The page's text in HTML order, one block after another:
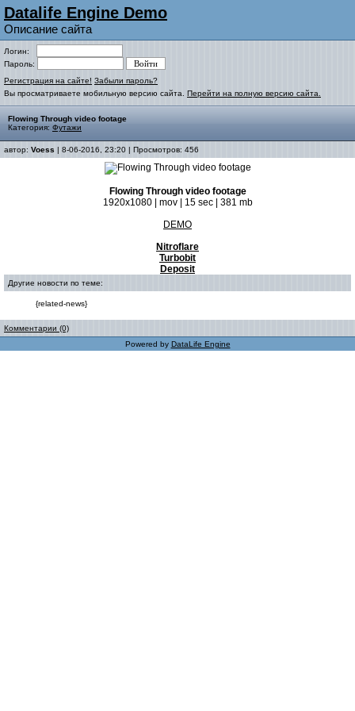
Datalife Engine Demo
Описание сайта
Логин:
Пароль:
Регистрация на сайте! Забыли пароль?
Вы просматриваете мобильную версию сайта. Перейти на полную версию сайта.
Flowing Through video footage
Категория: Футажи
автор: Voess | 8-06-2016, 23:20 | Просмотров: 456
Flowing Through video footage
1920x1080 | mov | 15 sec | 381 mb
DEMO
Nitroflare
Turbobit
Deposit
Другие новости по теме:
{related-news}
Комментарии (0)
Powered by DataLife Engine